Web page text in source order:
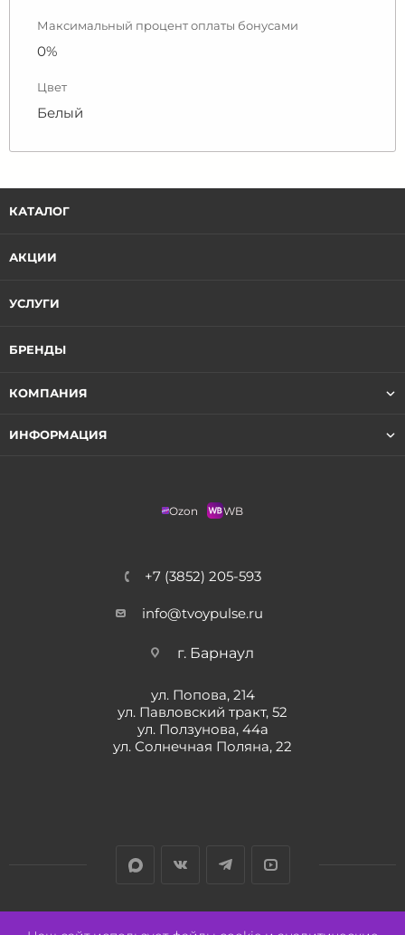
Максимальный процент оплаты бонусами
0%
Цвет
Белый
КАТАЛОГ
АКЦИИ
УСЛУГИ
БРЕНДЫ
КОМПАНИЯ
ИНФОРМАЦИЯ
Ozon WB
+7 (3852) 205-593
info@tvoypulse.ru
г. Барнаул
ул. Попова, 214
ул. Павловский тракт, 52
ул. Ползунова, 44а
ул. Солнечная Поляна, 22